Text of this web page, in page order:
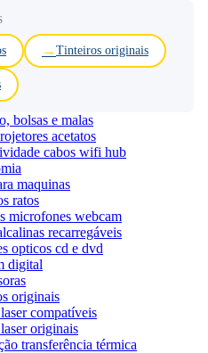
Tinteiros originais
bolsas e malas
acetatos
cabos wifi hub
maquinas
ratos
microfones webcam
recarregáveis
opticos cd e dvd
digital
originais
compatíveis
originais
transferência térmica